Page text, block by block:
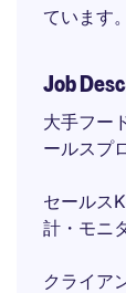
ています。
Job
大手フー
ールスプ
セールス
計・モニ
クライア